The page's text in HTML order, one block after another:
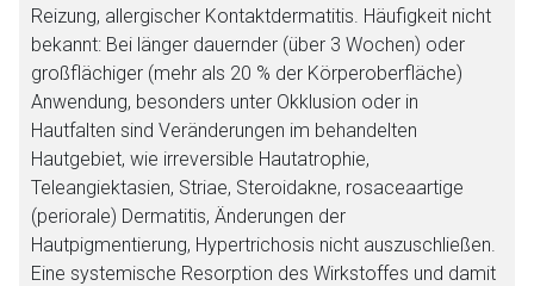
Reizung, allergischer Kontaktdermatitis. Häufigkeit nicht
bekannt: Bei länger dauernder (über 3 Wochen) oder
großflächiger (mehr als 20 % der Körperoberfläche)
Anwendung, besonders unter Okklusion oder in
Hautfalten sind Veränderungen im behandelten
Hautgebiet, wie irreversible Hautatrophie,
Teleangiektasien, Striae, Steroidakne, rosaceaartige
(periorale) Dermatitis, Änderungen der
Hautpigmentierung, Hypertrichosis nicht auszuschließen.
Eine systemische Resorption des Wirkstoffes und damit